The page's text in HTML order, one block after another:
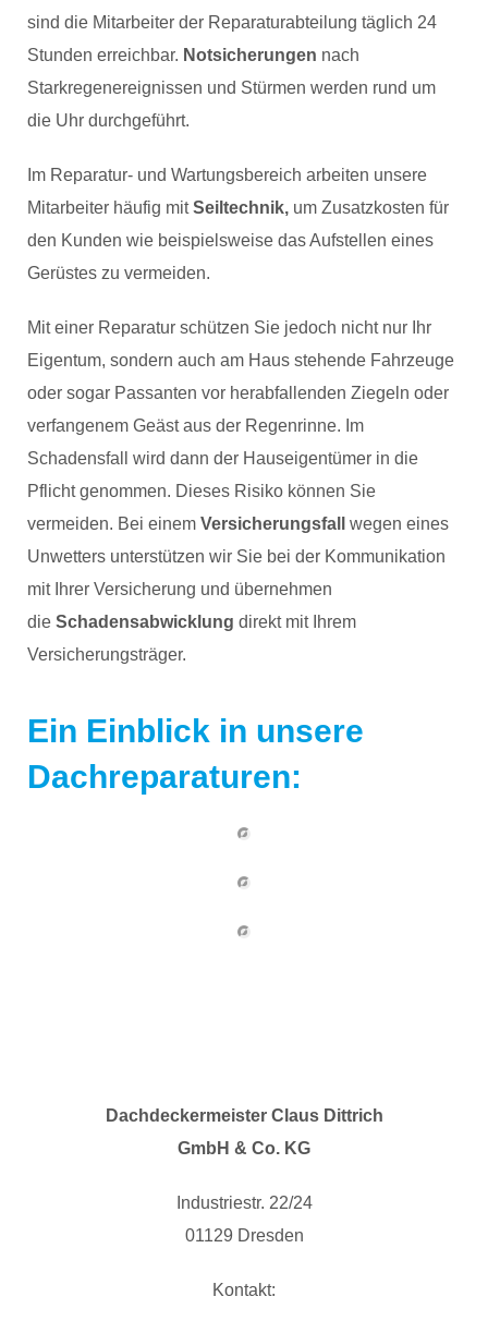
sind die Mitarbeiter der Reparaturabteilung täglich 24
Stunden erreichbar. Notsicherungen nach
Starkregenereignissen und Stürmen werden rund um
die Uhr durchgeführt.
Im Reparatur- und Wartungsbereich arbeiten unsere
Mitarbeiter häufig mitSeiltechnik, um Zusatzkosten für
den Kunden wie beispielsweise das Aufstellen eines
Gerüstes zu vermeiden.
Mit einer Reparatur schützen Sie jedoch nicht nur Ihr
Eigentum, sondern auch am Haus stehende Fahrzeuge
oder sogar Passanten vor herabfallenden Ziegeln oder
verfangenem Geäst aus der Regenrinne. Im
Schadensfall wird dann der Hauseigentümer in die
Pflicht genommen. Dieses Risiko können Sie
vermeiden. Bei einem Versicherungsfall
wegen eines
Unwetters unterstützen wir Sie bei der Kommunikation
mit Ihrer Versicherung und übernehmen
die Schadensabwicklung direkt mit Ihrem
Versicherungsträger.
Ein Einblick in unsere
Dachreparaturen:
Dachdeckermeister Claus Dittrich
GmbH & Co. KG
Industriestr. 22/24
01129 Dresden
Kontakt: